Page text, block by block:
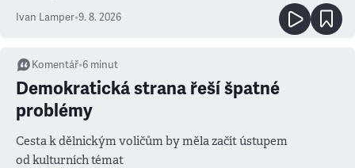
Ivan Lamper•9. 8. 2026
Komentář•6 minut
Demokratická strana řeší špatné
problémy
Cesta k dělnickým voličům by měla začít ústupem
od kulturních témat